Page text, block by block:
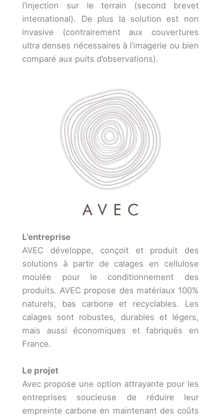
l’injection sur le terrain (second brevet
international). De plus la solution est non
invasive (contrairement aux couvertures
ultra denses nécessaires à l’imagerie ou bien
comparé aux puits d’observations).
L’entreprise
AVEC développe, conçoit et produit des
solutions à partir de calages en cellulose
moulée pour le conditionnement des
produits. AVEC propose des matériaux 100%
naturels, bas carbone et recyclables. Les
calages sont robustes, durables et légers,
mais aussi économiques et fabriqués en
France.
Le projet
Avec propose une option attrayante pour les
entreprises soucieuse de réduire leur
empreinte carbone en maintenant des coûts